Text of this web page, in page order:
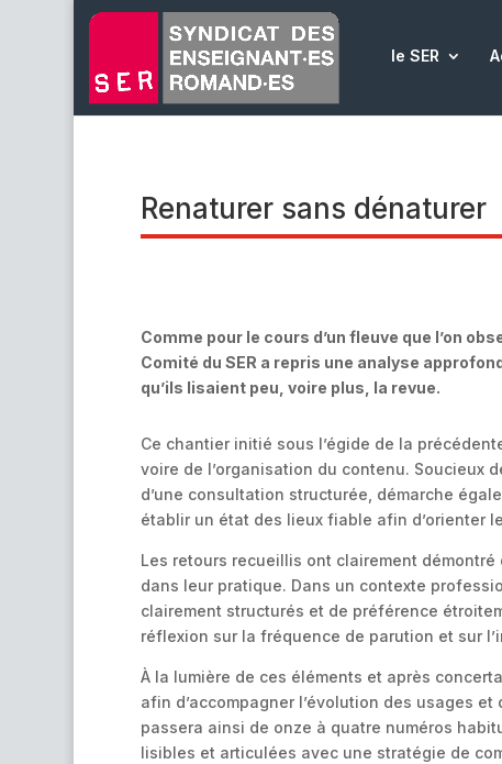
le SER
Renaturer sans dénaturer
Comme pour le cours d’un fleuve que l’on
Comité du SER a repris une analyse
qu’ils lisaient peu, voire plus, la revue.
Ce chantier initié sous l’égide de la
voire de l’organisation du contenu. Soucieux
d’une consultation structurée, démarche
établir un état des lieux fiable afin d’orienter
Les retours recueillis ont clairement
dans leur pratique. Dans un contexte
clairement structurés et de préférence
réflexion sur la fréquence de parution et sur
À la lumière de ces éléments et après
afin d’accompagner l’évolution des usages
passera ainsi de onze à quatre numéros
lisibles et articulées avec une stratégie de